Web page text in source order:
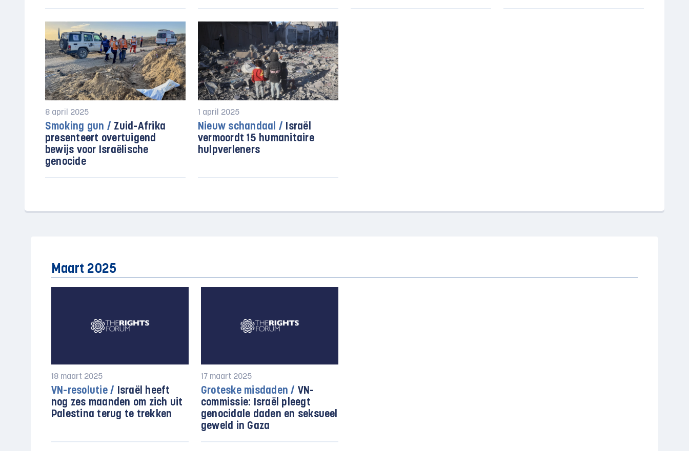
8 april 2025
Smoking gun / Zuid-Afrika
presenteert overtuigend
bewijs voor Israëlische
genocide
1 april 2025
Nieuw schandaal / Israël
vermoordt 15 humanitaire
hulpverleners
Maart 2025
18 maart 2025
VN-resolutie / Israël heeft
nog zes maanden om zich uit
Palestina terug te trekken
17 maart 2025
Groteske misdaden / VN-
commissie: Israël pleegt
genocidale daden en seksueel
geweld in Gaza